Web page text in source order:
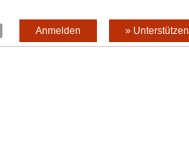
» Unterstützen
Anmelden